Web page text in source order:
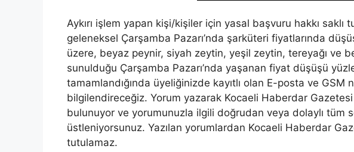
Aykırı işlem yapan kişi/kişiler için yasal başvuru hakkı saklı
geleneksel Çarşamba Pazarı’nda şarküteri fiyatlarında
üzere, beyaz peynir, siyah zeytin, yeşil zeytin, tereyağı ve
sunulduğu Çarşamba Pazarı’nda yaşanan fiyat düşüşü
tamamlandığında üyeliğinizde kayıtlı olan E-posta ve GSM
bilgilendireceğiz. Yorum yazarak Kocaeli Haberdar Gazetesi
bulunuyor ve yorumunuzla ilgili doğrudan veya dolaylı tüm
üstleniyorsunuz. Yazılan yorumlardan Kocaeli Haberdar
tutulamaz.